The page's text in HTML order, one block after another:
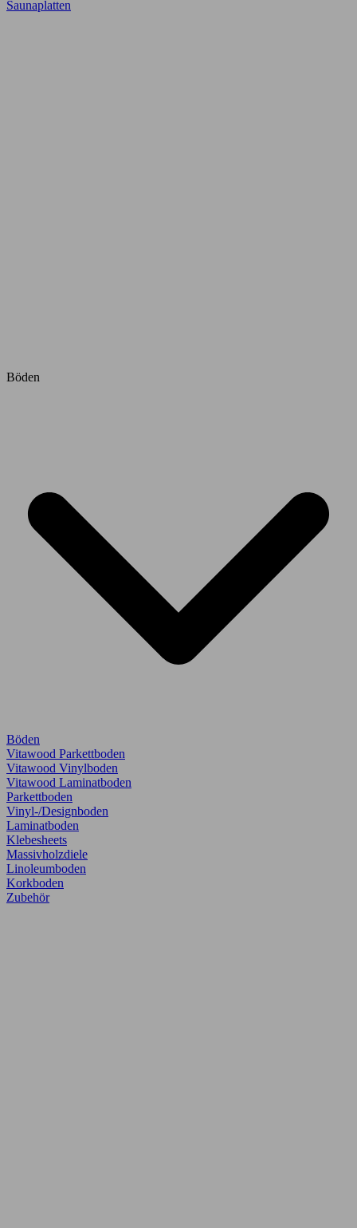
Saunaplatten
Böden
Böden
Vitawood Parkettboden
Vitawood Vinylboden
Vitawood Laminatboden
Parkettboden
Vinyl-/Designboden
Laminatboden
Klebesheets
Massivholzdiele
Linoleumboden
Korkboden
Zubehör